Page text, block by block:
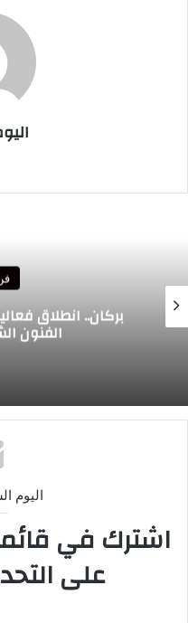
الفنون
اليوم
اشترك في
على